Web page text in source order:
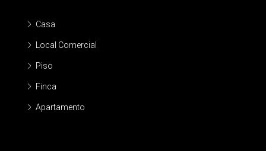
Casa
Local Comercial
Piso
Finca
Apartamento